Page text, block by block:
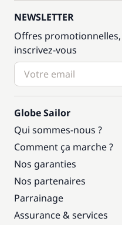
NEWSLETTER
Offres
inscrivez-vous
Globe Sailor
Qui sommes-nous ?
Comment ça marche ?
Nos garanties
Nos partenaires
Parrainage
Assurance & services